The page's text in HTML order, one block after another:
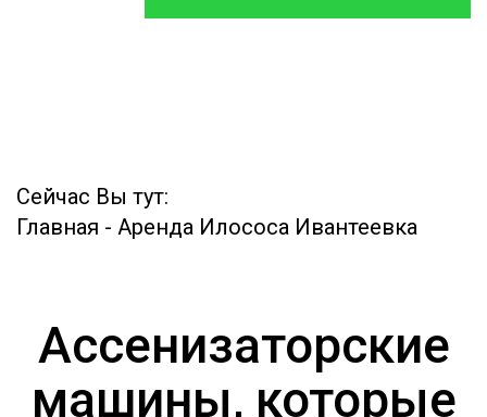
Сейчас Вы тут:
Главная - Аренда Илососа Ивантеевка
Ассенизаторские
машины, которые